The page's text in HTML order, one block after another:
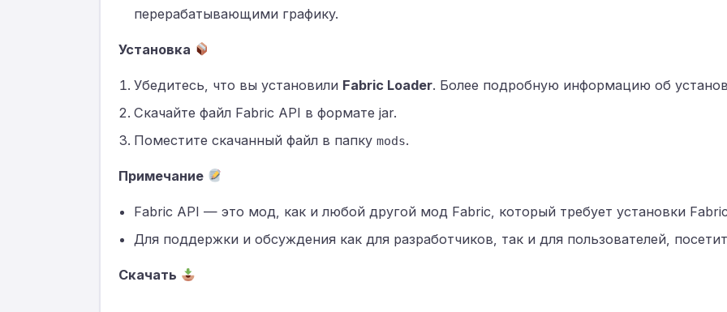
перерабатывающими графику.
Установка
Убедитесь, что вы установили Fabric Loader. Более подробную информацию об
Скачайте файл Fabric API в формате jar.
Поместите скачанный файл в папкуmods.
Примечание
Fabric API — это мод, как и любой другой мод Fabric, который требует установки
Для поддержки и обсуждения как для разработчиков, так и для пользователей,
Скачать